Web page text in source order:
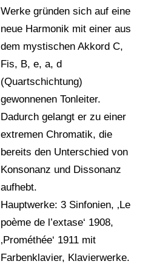
Werke gründen sich auf eine
neue Harmonik mit einer aus
dem mystischen Akkord C,
Fis, B, e, a, d
(Quartschichtung)
gewonnenen Tonleiter.
Dadurch gelangt er zu einer
extremen Chromatik, die
bereits den Unterschied von
Konsonanz und Dissonanz
aufhebt.
Hauptwerke: 3 Sinfonien, ‚Le
poème de l’extase‘ 1908,
‚Prométhée‘ 1911 mit
Farbenklavier, Klavierwerke.